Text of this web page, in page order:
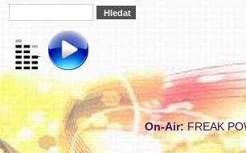
On-Air:FREAK